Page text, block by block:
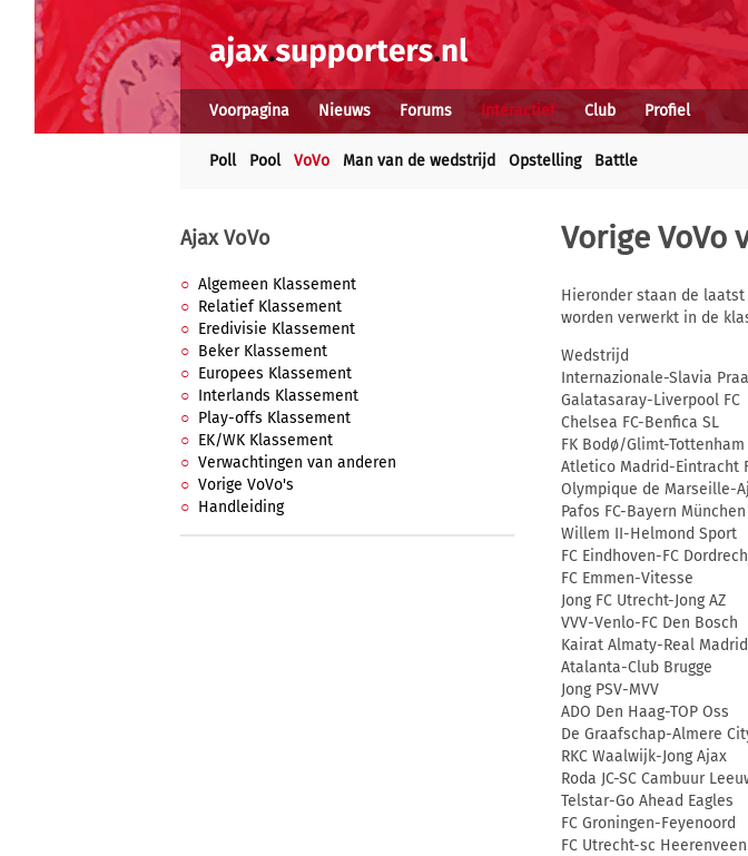
Voorpagina Nieuws Forums Interactief Club Profiel
Poll Pool VoVo Man van de wedstrijd Opstelling Battle
Ajax VoVo
Algemeen Klassement
Relatief Klassement
Eredivisie Klassement
Beker Klassement
Europees Klassement
Interlands Klassement
Play-offs Klassement
EK/WK Klassement
Verwachtingen van anderen
Vorige VoVo's
Handleiding
Vorige VoVo
Hieronder staan de laatst
worden verwerkt in de
Wedstrijd
Internazionale-Slavia
Galatasaray-Liverpool FC
Chelsea FC-Benfica SL
FK Bodø/Glimt-
Atletico Madrid-Eintracht
Olympique de Marseille-
Pafos FC-Bayern München
Willem II-Helmond Sport
FC Eindhoven-FC
FC Emmen-Vitesse
Jong FC Utrecht-Jong AZ
VVV-Venlo-FC Den Bosch
Kairat Almaty-Real Madrid
Atalanta-Club Brugge
Jong PSV-MVV
ADO Den Haag-TOP Oss
De Graafschap-Almere
RKC Waalwijk-Jong Ajax
Roda JC-SC Cambuur
Telstar-Go Ahead Eagles
FC Groningen-Feyenoord
FC Utrecht-sc Heerenveen